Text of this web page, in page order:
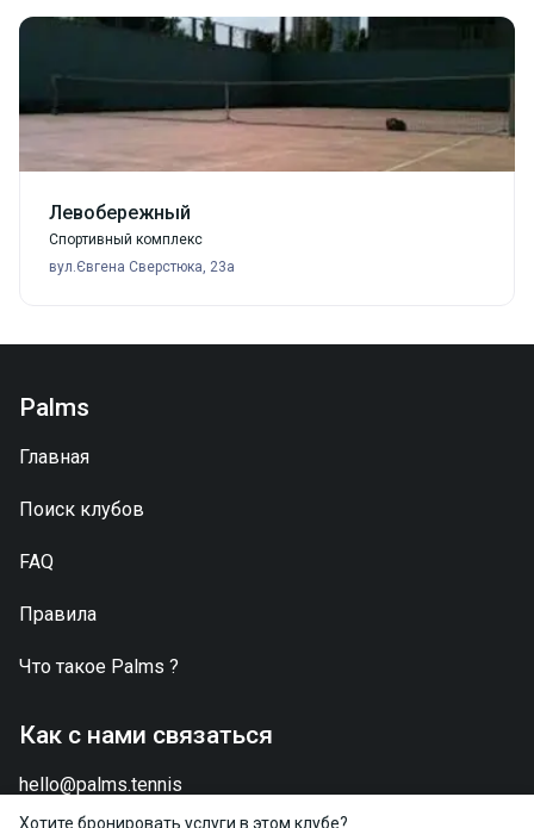
Хотите бронировать услуги в этом клубе?
Левобережный
Спортивный комплекс
вул.Євгена Сверстюка, 23а
Palms
Главная
Поиск клубов
FAQ
Правила
Что такое Palms ?
Как с нами связаться
hello@palms.tennis